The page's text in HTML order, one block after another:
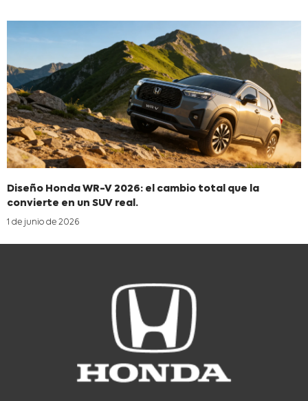
Diseño Honda WR-V 2026: el cambio total que la
convierte en un SUV real.
1 de junio de 2026